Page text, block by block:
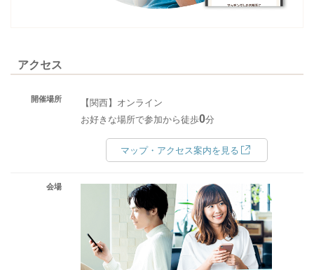
アクセス
開催場所
【関西】オンライン
お好きな場所で参加から徒歩0分
マップ・アクセス案内を見る
会場